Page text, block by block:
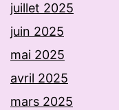
juillet 2025
juin 2025
mai 2025
avril 2025
mars 2025